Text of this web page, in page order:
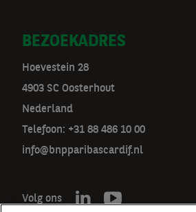
BEZOEKADRES
Hoevestein 28
4903 SC Oosterhout
Nederland
Telefoon: +31 88 486 10 00
info@bnpparibascardif.nl
Volg ons